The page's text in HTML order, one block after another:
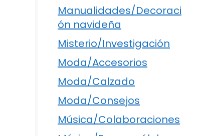
Manualidades/Decoraci
ón navideña
Misterio/Investigación
Moda/Accesorios
Moda/Calzado
Moda/Consejos
Música/Colaboraciones